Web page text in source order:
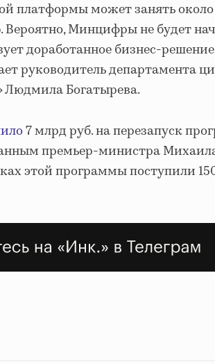
платформы может занять около
Вероятно, Минцифры не будет
доработанное бизнес-
руководитель департамента
Людмила Богатырева.
7 млрд руб. на перезапуск
премьер-министра
этой программы поступили